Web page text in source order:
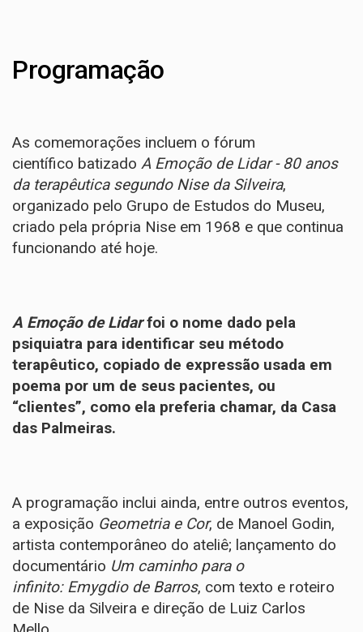
Programação
As comemorações incluem o fórum
científico batizado A Emoção de Lidar - 80 anos
da terapêutica segundo Nise da Silveira,
organizado pelo Grupo de Estudos do Museu,
criado pela própria Nise em 1968 e que continua
funcionando até hoje.
A Emoção de Lidarfoi o nome dado pela
psiquiatra para identificar seu método
terapêutico, copiado de expressão usada em
poema por um de seus pacientes, ou
“clientes”, como ela preferia chamar, da Casa
das Palmeiras.
A programação inclui ainda, entre outros eventos,
a exposição Geometria e Cor, de Manoel Godin,
artista contemporâneo do ateliê; lançamento do
documentário Um caminho para o
infinito: Emygdio de Barros, com texto e roteiro
de Nise da Silveira e direção de Luiz Carlos